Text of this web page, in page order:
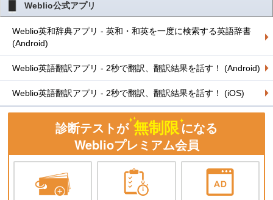
Weblio公式アプリ
Weblio英和辞典アプリ - 英和・和英を一度に検索する英語辞書
(Android)
Weblio英語翻訳アプリ - 2秒で翻訳、翻訳結果を話す！ (Android)
Weblio英語翻訳アプリ - 2秒で翻訳、翻訳結果を話す！ (iOS)
診断テストが 無制限になる
Weblioプレミアム会員